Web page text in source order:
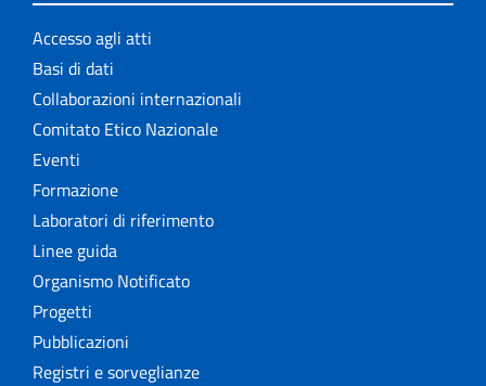
Accesso agli atti
Basi di dati
Collaborazioni internazionali
Comitato Etico Nazionale
Eventi
Formazione
Laboratori di riferimento
Linee guida
Organismo Notificato
Progetti
Pubblicazioni
Registri e sorveglianze